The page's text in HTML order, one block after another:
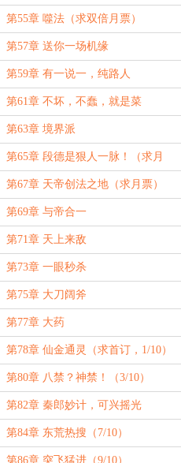
（求月票）
第55章 噬法（求双倍月票）
第57章 送你一场机缘
第59章 有一说一，纯路人
第61章 不坏，不蠢，就是菜
第63章 境界派
第65章 段德是狠人一脉！（求月
票）
第67章 天帝创法之地（求月票）
第69章 与帝合一
第71章 天上来敌
第73章 一眼秒杀
第75章 大刀阔斧
第77章 大药
第78章 仙金通灵（求首订，1/10）
第80章 八禁？神禁！（3/10）
第82章 秦郎妙计，可兴摇光
（5/10）
第84章 东荒热搜（7/10）
第86章 突飞猛进（9/10）